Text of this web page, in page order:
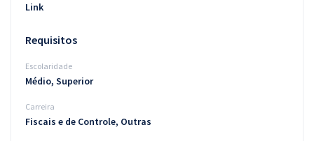
Link
Requisitos
Escolaridade
Médio, Superior
Carreira
Fiscais e de Controle, Outras